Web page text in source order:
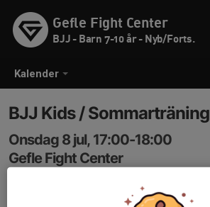
Kalender
Gefle Fight Center
BJJ - Barn 7-10 år - Nyb/Forts.
BJJ Kids / Sommarträning
Onsdag 8 jul, 17:00-18:00
Gefle Fight Center